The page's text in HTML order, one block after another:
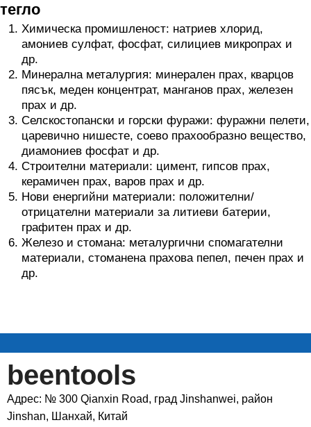
тегло
Химическа промишленост: натриев хлорид,
амониев сулфат, фосфат, силициев микропрах и
др.
Минерална металургия: минерален прах, кварцов
пясък, меден концентрат, манганов прах, железен
прах и др.
Селскостопански и горски фуражи: фуражни пелети,
царевично нишесте, соево прахообразно вещество,
диамониев фосфат и др.
Строителни материали: цимент, гипсов прах,
керамичен прах, варов прах и др.
Нови енергийни материали: положителни/
отрицателни материали за литиеви батерии,
графитен прах и др.
Железо и стомана: металургични спомагателни
материали, стоманена прахова пепел, печен прах и
др.
beentools
Адрес: № 300 Qianxin Road, град Jinshanwei, район
Jinshan, Шанхай, Китай